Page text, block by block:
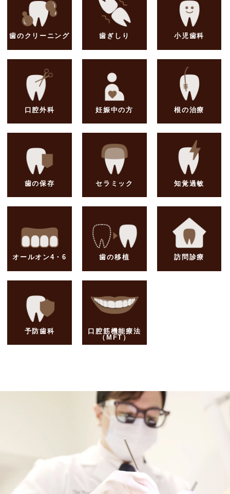
歯のクリーニング 歯ぎしり 小児歯科
口腔外科 妊娠中の方 根の治療
歯の保存 セラミック 知覚過敏
オールオン4・6 歯の移植 訪問診療
予防歯科
口腔筋機能療法
（MFT）